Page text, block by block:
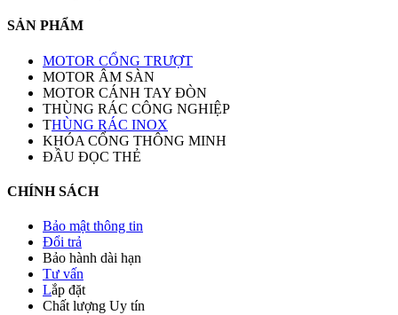
SẢN PHẨM
MOTOR CỔNG TRƯỢT
MOTOR ÂM SÀN
MOTOR CÁNH TAY ĐÒN
THÙNG RÁC CÔNG NGHIỆP
THÙNG RÁC INOX
KHÓA CỔNG THÔNG MINH
ĐẦU ĐỌC THẺ
CHÍNH SÁCH
Bảo mật thông tin
Đổi trả
Bảo hành dài hạn
Tư vấn
Lắp đặt
Chất lượng Uy tín